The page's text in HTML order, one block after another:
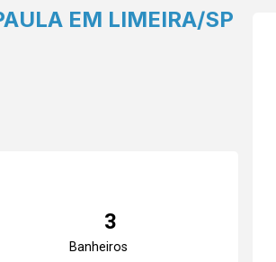
EM LIMEIRA/SP
3
Banheiros